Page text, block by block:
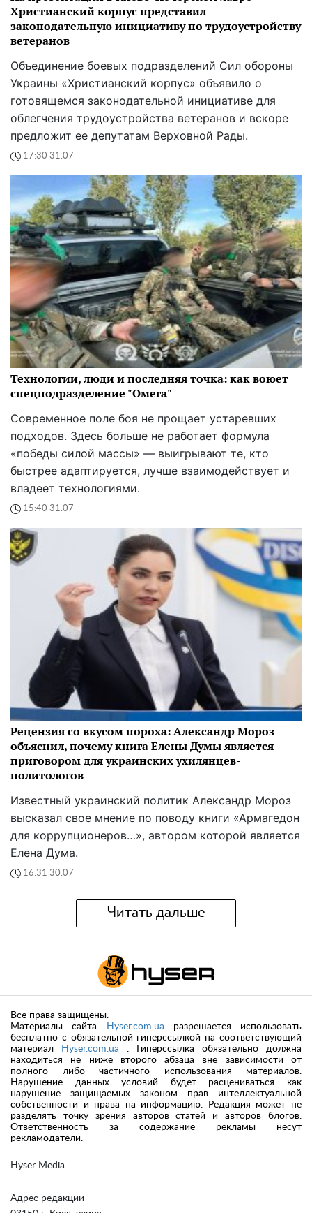
Христианский корпус представил
законодательную инициативу по трудоустройству
ветеранов
Объединение боевых подразделений Сил обороны
Украины «Христианский корпус» объявило о
готовящемся законодательной инициативе для
облегчения трудоустройства ветеранов и вскоре
предложит ее депутатам Верховной Рады.
17:30 31.07
Технологии, люди и последняя точка: как воюет
спецподразделение "Омега"
Современное поле боя не прощает устаревших
подходов. Здесь больше не работает формула
«победы силой массы» — выигрывают те, кто
быстрее адаптируется, лучше взаимодействует и
владеет технологиями.
15:40 31.07
Рецензия со вкусом пороха: Александр Мороз
объяснил, почему книга Елены Думы является
приговором для украинских ухилянцев-
политологов
Известный украинский политик Александр Мороз
высказал свое мнение по поводу книги «Армагедон
для коррупционеров…», автором которой является
Елена Дума.
16:31 30.07
Читать дальше
Hyser Media
Адрес редакции
Все права защищены.
Материалы сайта
Hyser.com.ua разрешается использовать
бесплатно с обязательной гиперссылкой на соответствующий
материал
Hyser.com.ua . Гиперссылка обязательно должна
находиться не ниже второго абзаца вне зависимости от
полного либо частичного использования материалов.
Нарушение данных условий будет расцениваться как
нарушение защищаемых законом прав интеллектуальной
собственности и права на информацию. Редакция может не
разделять точку зрения авторов статей и авторов блогов.
Ответственность за содержание рекламы несут
рекламодатели.